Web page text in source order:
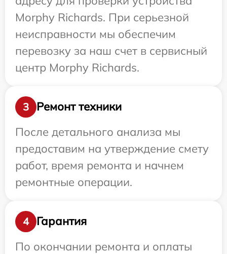
Morphy Richards. При серьезной
неисправности мы обеспечим
перевозку за наш счет в сервисный
центр Morphy Richards.
3
Ремонт техники
После детального анализа мы
предоставим на утверждение смету
работ, время ремонта и начнем
ремонтные операции.
4
Гарантия
По окончании ремонта и оплаты